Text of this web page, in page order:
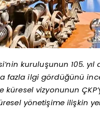
kuruluşunun 105. yıl
fazla ilgi gördüğünü
küresel vizyonunun
yönetişime ilişkin